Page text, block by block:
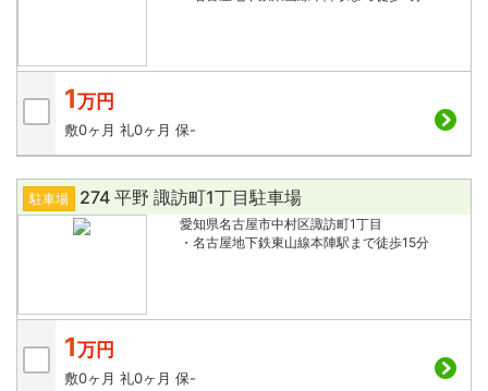
1万円
敷0ヶ月 礼0ヶ月 保-
駐車場 274 平野 諏訪町1丁目駐車場
愛知県名古屋市中村区諏訪町1丁目
・名古屋地下鉄東山線本陣駅まで徒歩15分
1万円
敷0ヶ月 礼0ヶ月 保-